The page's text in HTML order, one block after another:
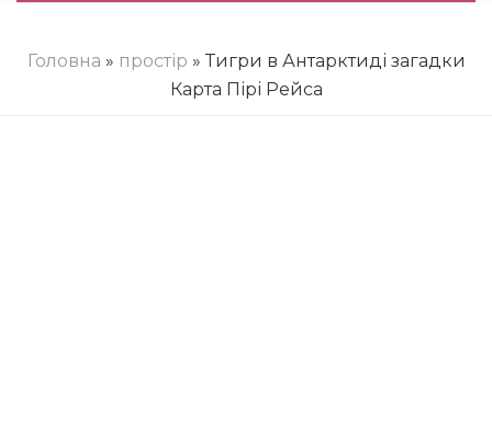
Головна » простір » Тигри в Антарктиді загадки
Карта Пірі Рейса